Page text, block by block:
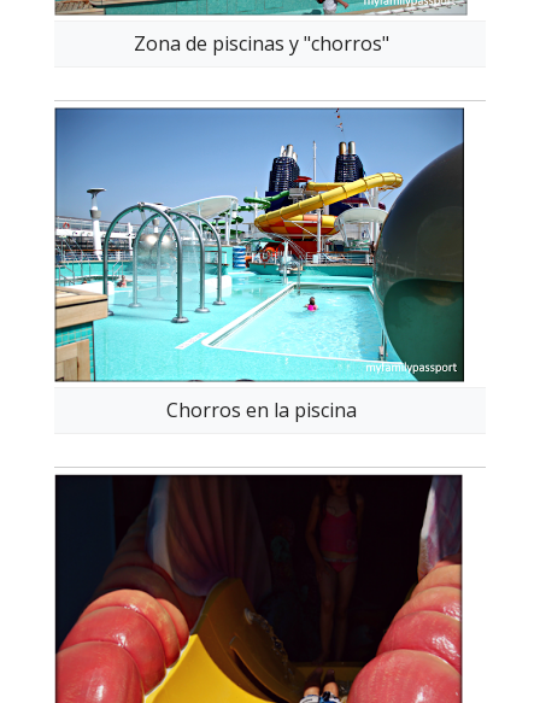
Zona de piscinas y "chorros"
Chorros en la piscina